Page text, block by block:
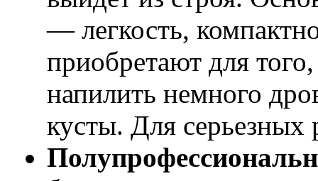
— легкость,
приобретают для
напилить немного
кусты. Для серьезных